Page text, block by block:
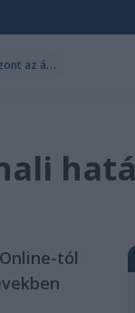
S
zinte ugyan annyit fizetünk az élelmiszerért, mint bárhol az EU-ban, a fizetések viszont az átlag felét sem érik el
tól